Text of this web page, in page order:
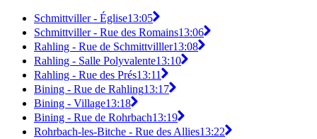
Schmittviller - Église13:05
Schmittviller - Rue des Romains13:06
Rahling - Rue de Schmittvilller13:08
Rahling - Salle Polyvalente13:10
Rahling - Rue des Prés13:11
Bining - Rue de Rahling13:17
Bining - Village13:18
Bining - Rue de Rohrbach13:19
Rohrbach-les-Bitche - Rue des Allies13:22